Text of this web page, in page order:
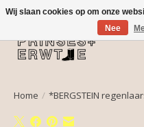
Home / *BERGSTEIN
Wij slaan cookies op om onze
Nee